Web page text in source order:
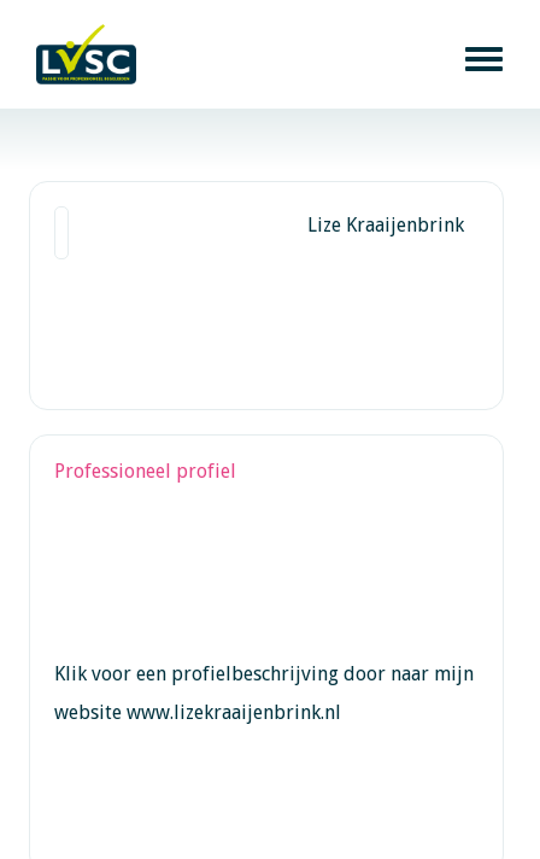
Lize Kraaijenbrink
Professioneel profiel
Klik voor een profielbeschrijving door naar mijn
website www.lizekraaijenbrink.nl